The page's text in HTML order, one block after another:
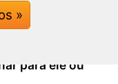
para ele ou
»